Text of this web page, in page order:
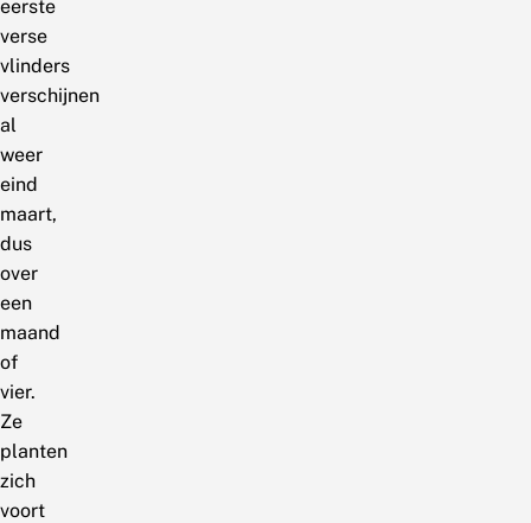
eerste
verse
vlinders
verschijnen
al
weer
eind
maart,
dus
over
een
maand
of
vier.
Ze
planten
zich
voort